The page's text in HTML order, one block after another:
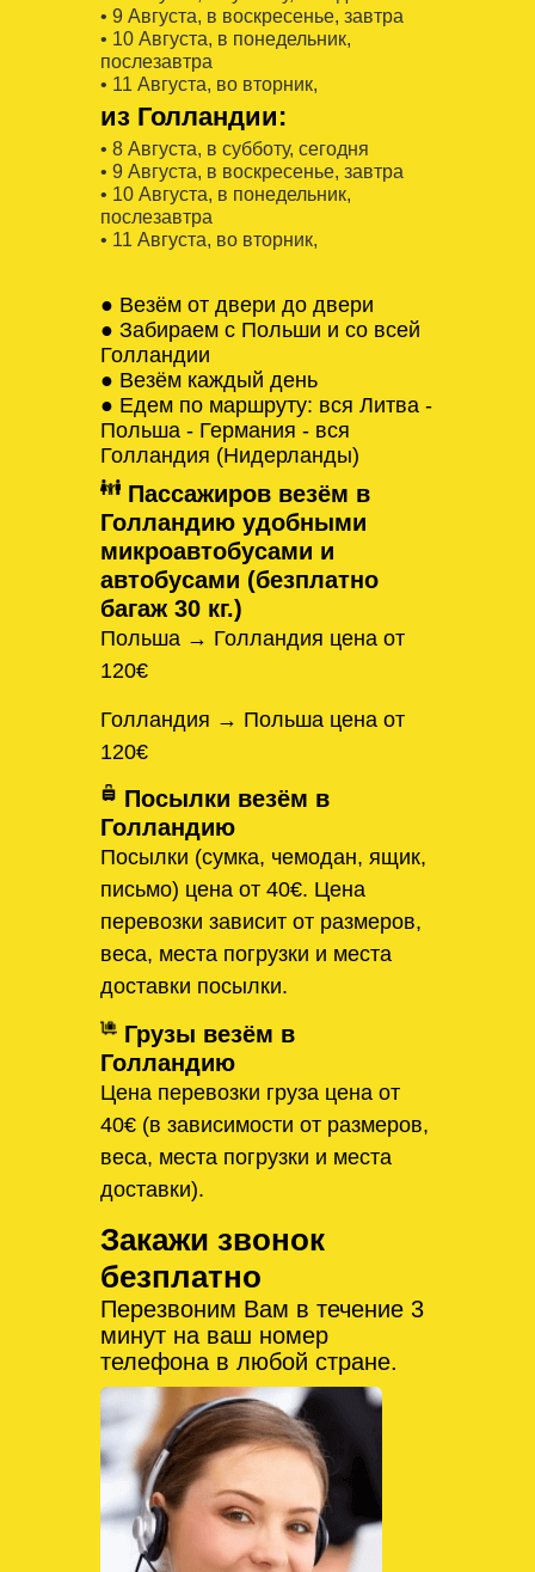
• 9 Августa, в воскресенье, завтра
• 10 Августa, в понедельник,
послезавтра
• 11 Августa, во вторник,
из Голландии:
• 8 Августa, в субботу, сегодня
• 9 Августa, в воскресенье, завтра
• 10 Августa, в понедельник,
послезавтра
• 11 Августa, во вторник,
● Везём от двери до двери
● Забираем с Польши и со всей
Голландии
● Везём каждый день
● Едем по маршруту: вся Литва -
Польша - Германия - вся
Голландия (Нидерланды)
Пассажиров везём в
Голландию удобными
микроавтобусами и
автобусами (безплатно
багаж 30 кг.)
Польша → Голландия цена от
120€
Голландия → Польша цена от
120€
Посылки везём в
Голландию
Посылки (сумка, чемодан, ящик,
письмо) цена от 40€. Цена
перевозки зависит от размеров,
веса, места погрузки и места
доставки посылки.
Грузы везём в
Голландию
Цена перевозки груза цена от
40€ (в зависимости от размеров,
веса, места погрузки и места
доставки).
Закажи звонок
безплатно
Перезвоним Вам в течение 3
минут на ваш номер
телефона в любой стране.